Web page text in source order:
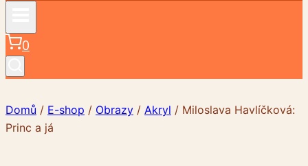
0
Domů / E-shop / Obrazy / Akryl / Miloslava Havlíčková:
Princ a já